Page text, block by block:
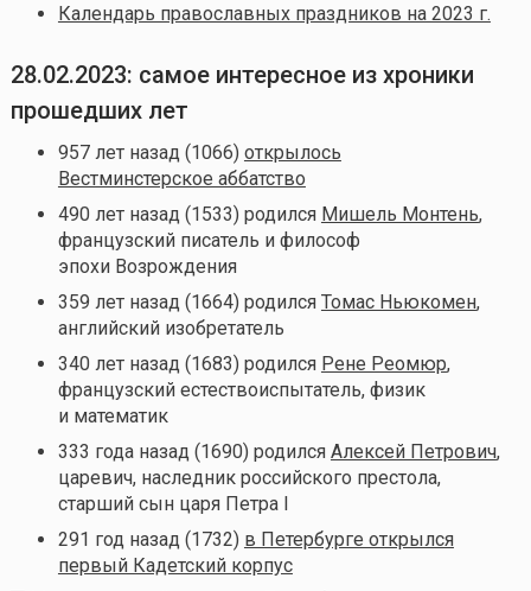
Календарь православных праздников на 2023 г.
28.02.2023: самое интересное из хроники
прошедших лет
957 лет назад (1066) открылось
Вестминстерское аббатство
490 лет назад (1533) родился Мишель Монтень,
французский писатель и философ
эпохи Возрождения
359 лет назад (1664) родился Томас Ньюкомен,
английский изобретатель
340 лет назад (1683) родился Рене Реомюр,
французский естествоиспытатель, физик
и математик
333 года назад (1690) родился Алексей Петрович,
царевич, наследник российского престола,
старший сын царя Петра I
291 год назад (1732) в Петербурге открылся
первый Кадетский корпус